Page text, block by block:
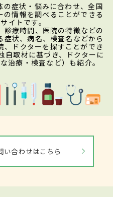
の症状・悩みに合わせ、全国
情報を調べることができる
イトです。
療時間、医院の特徴などの
状、病名、検査名などから
ドクターを探すことができ
自取材に基づき、ドクターに
治療・検査など）も紹介。
い合わせはこちら